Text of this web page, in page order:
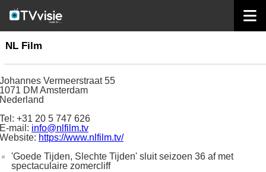
productiehuizen
NL Film
Johannes Vermeerstraat 55
1071 DM Amsterdam
Nederland
Tel: +31 20 5 747 626
E-mail: info@nlfilm.tv
Website: https://www.nlfilm.tv/
'Goede Tijden, Slechte Tijden' sluit seizoen 36 af met
spectaculaire zomercliff